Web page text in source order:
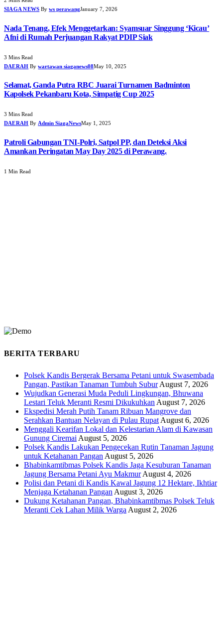
SIAGA NEWS By ws perawangJanuary 7, 2026
Nada Tenang, Efek Menggetarkan: Syamsuar Singgung ‘Kicau’
Afni di Rumah Perjuangan Rakyat PDIP Siak
3 Mins Read
DAERAH By wartawan siaganews08May 10, 2025
Selamat, Ganda Putra RBC Juarai Turnamen Badminton
Kapolsek Pekanbaru Kota, Simpatig Cup 2025
3 Mins Read
DAERAH By Admin SiagaNewsMay 1, 2025
Patroli Gabungan TNI-Polri, Satpol PP, dan Deteksi Aksi
Amankan Peringatan May Day 2025 di Perawang.
1 Min Read
BERITA TERBARU
Polsek Kandis Bergerak Bersama Petani untuk Swasembada
Pangan, Pastikan Tanaman Tumbuh Subur August 7, 2026
Wujudkan Generasi Muda Peduli Lingkungan, Bhuwana
Lestari Teluk Meranti Resmi Dikukuhkan August 7, 2026
Ekspedisi Merah Putih Tanam Ribuan Mangrove dan
Serahkan Bantuan Nelayan di Pulau Rupat August 6, 2026
Menggali Kearifan Lokal dan Kelestarian Alam di Kawasan
Gunung Ciremai August 5, 2026
Polsek Kandis Lakukan Pengecekan Rutin Tanaman Jagung
untuk Ketahanan Pangan August 5, 2026
Bhabinkamtibmas Polsek Kandis Jaga Kesuburan Tanaman
Jagung Bersama Petani Ayu Makmur August 4, 2026
Polisi dan Petani di Kandis Kawal Jagung 12 Hektare, Ikhtiar
Menjaga Ketahanan Pangan August 3, 2026
Dukung Ketahanan Pangan, Bhabinkamtibmas Polsek Teluk
Meranti Cek Lahan Milik Warga August 2, 2026